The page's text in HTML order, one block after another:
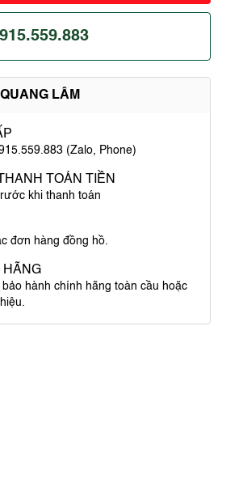
LÂM
(Zalo, Phone)
TOÁN TIỀN
khi thanh toán
đơn hàng đồng hồ.
HÃNG
hành chính hãng toàn cầu hoặc